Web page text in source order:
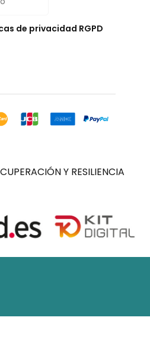
de privacidad RGPD
Y RESILIENCIA